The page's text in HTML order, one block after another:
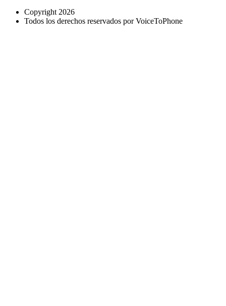
Copyright 2026
Todos los derechos reservados por VoiceToPhone